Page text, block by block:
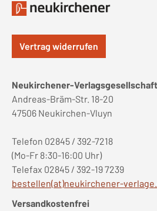
Vertrag widerrufen
Neukirchener-
Andreas-Bräm-Str. 18-20
47506 Neukirchen-Vluyn
Telefon 02845 / 392-7218
(Mo-Fr 8:30-16:00 Uhr)
Telefax 02845 / 392-19 7239
bestellen(at)neukirchener-
Versandkostenfrei